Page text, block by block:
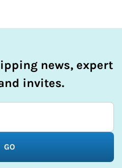
news, expert
invites.
GO